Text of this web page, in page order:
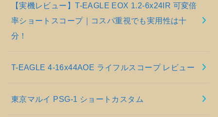
【実機レビュー】T-EAGLE EOX 1.2-6x24IR 可変倍
率ショートスコープ｜コスパ重視でも実用性は十
分！
T-EAGLE 4-16x44AOE ライフルスコープ レビュー
東京マルイ PSG-1 ショートカスタム